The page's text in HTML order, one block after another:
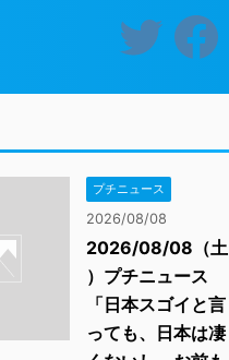
プチニュース
2026/08/08
2026/08/08（土
）プチニュース
「日本スゴイと言
っても、日本は凄